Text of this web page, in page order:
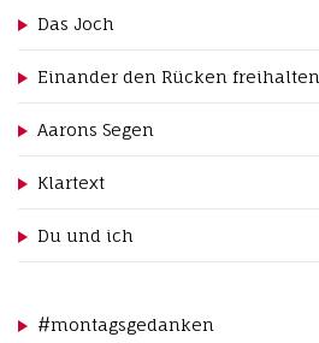
Das Joch
Einander den Rücken freihalten
Aarons Segen
Klartext
Du und ich
#montagsgedanken